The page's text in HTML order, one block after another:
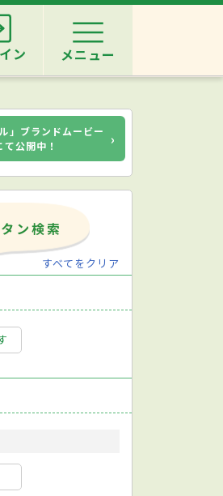
ン メニュー
」ブランドムービー
公開中！
›
すべてをクリア